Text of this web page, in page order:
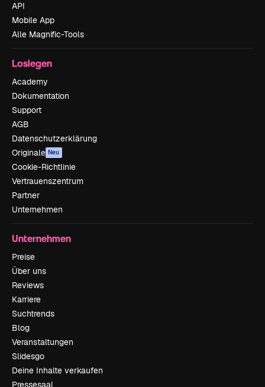
API
Mobile App
Alle Magnific-Tools
Loslegen
Academy
Dokumentation
Support
AGB
Datenschutzerklärung
Originale Neu
Cookie-Richtlinie
Vertrauenszentrum
Partner
Unternehmen
Unternehmen
Preise
Über uns
Reviews
Karriere
Suchtrends
Blog
Veranstaltungen
Slidesgo
Deine Inhalte verkaufen
Pressesaal